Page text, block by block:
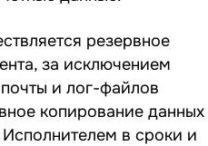
резервное
за исключением
и лог-файлов
копирование данных
в сроки и